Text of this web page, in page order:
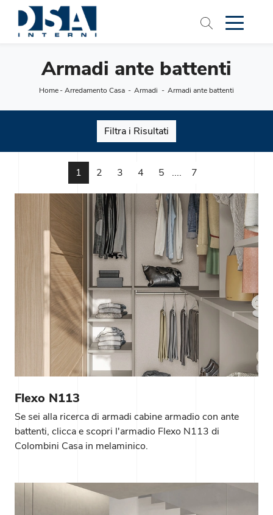
Armadi ante battenti
Home-Arredamento Casa - Armadi - Armadi ante battenti
Filtra i Risultati
1 2 3 4 5 .... 7
Flexo N113
Se sei alla ricerca di armadi cabine armadio con ante
battenti, clicca e scopri l'armadio Flexo N113 di
Colombini Casa in melaminico.